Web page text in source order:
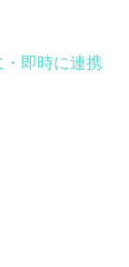
即時に連携